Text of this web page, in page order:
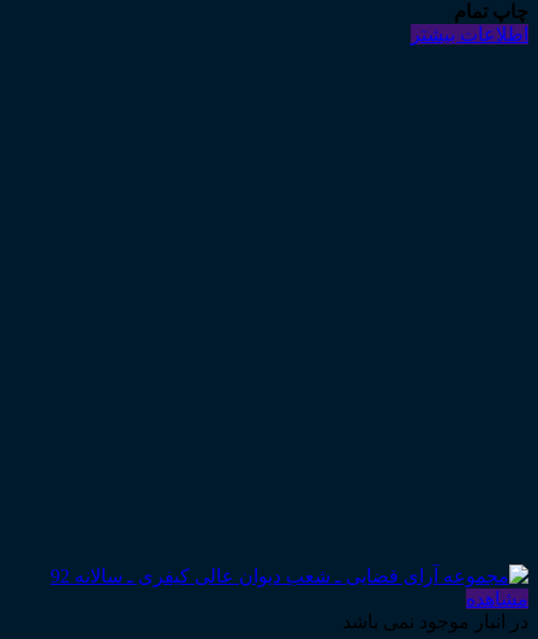
چاپ تمام
اطلاعات بیشتر
مشاهده
در انبار موجود نمی باشد